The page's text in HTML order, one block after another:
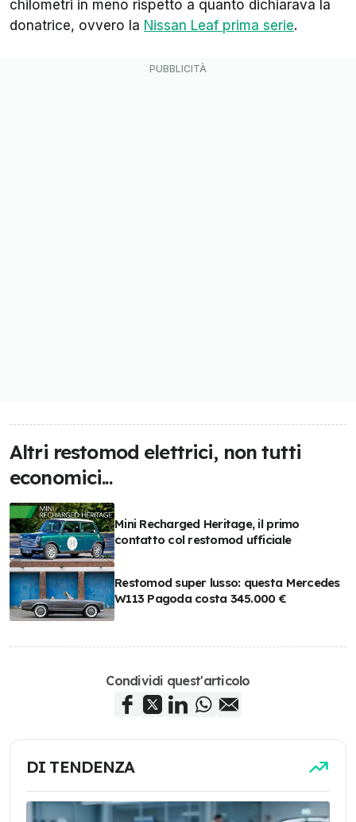
chilometri in meno rispetto a quanto dichiarava la
donatrice, ovvero la Nissan Leaf prima serie.
Altri restomod elettrici, non tutti
economici...
Mini Recharged Heritage, il primo
contatto col restomod ufficiale
Restomod super lusso: questa Mercedes
W113 Pagoda costa 345.000 €
Condividi quest'articolo
DI TENDENZA